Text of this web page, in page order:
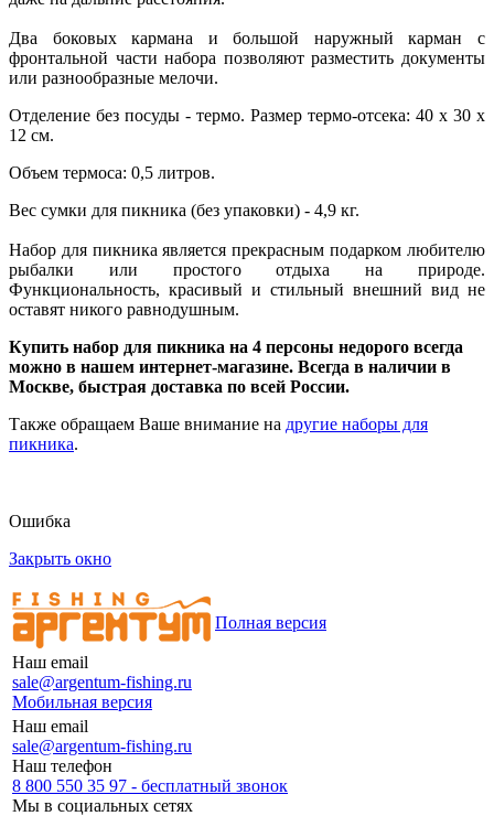
Два боковых кармана и большой наружный карман с
фронтальной части набора позволяют разместить документы
или разнообразные мелочи.
Отделение без посуды - термо. Размер термо-отсека: 40 х 30 х
12 см.
Объем термоса: 0,5 литров.
Вес сумки для пикника (без упаковки) - 4,9 кг.
Набор для пикника является прекрасным подарком любителю
рыбалки или простого отдыха на природе.
Функциональность, красивый и стильный внешний вид не
оставят никого равнодушным.
Купить набор для пикника на 4 персоны недорого всегда
можно в нашем интернет-магазине. Всегда в наличии в
Москве, быстрая доставка по всей России.
Также обращаем Ваше внимание на другие наборы для
пикника.
Ошибка
Закрыть окно
Наш email
sale@argentum-fishing.ru
Мобильная версия
Полная версия
Наш email
sale@argentum-fishing.ru
Наш телефон
8 800 550 35 97 - бесплатный звонок
Мы в социальных сетях